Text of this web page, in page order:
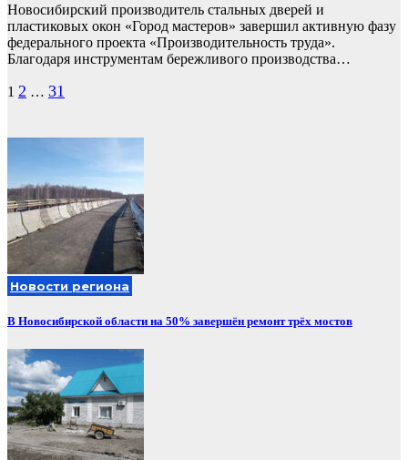
Новосибирский производитель стальных дверей и
пластиковых окон «Город мастеров» завершил активную фазу
федерального проекта «Производительность труда».
Благодаря инструментам бережливого производства…
Пагинация
1 2 … 31
Новости региона
В Новосибирской области на 50% завершён ремонт трёх мостов